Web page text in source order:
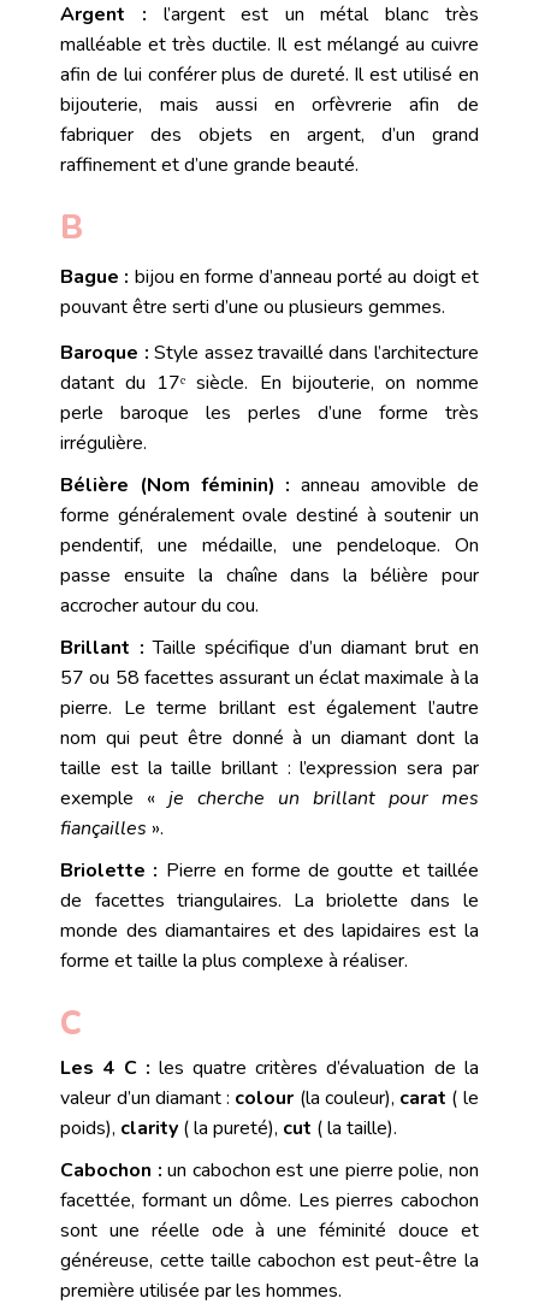
Argent : l’argent est un métal blanc très
malléable et très ductile. Il est mélangé au cuivre
afin de lui conférer plus de dureté. Il est utilisé en
bijouterie, mais aussi enorfèvrerie afin de
fabriquer des objets en argent, d’un grand
raffinement et d’une grande beauté.
B
Bague : bijou en forme d’anneau porté au doigt et
pouvant être serti d’une ou plusieursgemmes.
Baroque : Style assez travaillé dans l’architecture
datant du 17ᵉ siècle. En bijouterie, on nomme
perle baroque les perles d’une forme très
irrégulière.
Bélière (Nom féminin) : anneau amovible de
forme généralement ovale destiné à soutenir un
pendentif, une médaille, une pendeloque. On
passe ensuite la chaîne dans la bélière pour
accrocher autour du cou.
Brillant : Taille spécifique d’un diamant brut en
57 ou 58 facettes assurant un éclat maximale à la
pierre. Le terme brillant est également l’autre
nom qui peut être donné à un diamant dont la
taille est la taille brillant : l’expression sera par
exemple «je cherche un brillant pour mes
fiançailles ».
Briolette : Pierre en forme de goutte et taillée
de facettes triangulaires. La briolette dans le
monde des diamantaires et deslapidaires est la
forme et taille la plus complexe à réaliser.
C
Les 4 C : les quatre critères d’évaluation de la
valeur d’un diamant : colour (la couleur), carat ( le
poids), clarity ( lapureté), cut ( lataille).
Cabochon : un cabochon est une pierre polie, non
facettée, formant un dôme. Les pierres cabochon
sont une réelle ode à une féminité douce et
généreuse, cette taille cabochon est peut-être la
première utilisée par les hommes.